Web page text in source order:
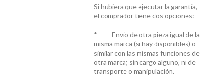
Si hubiera que ejecutar la garantía,
el comprador tiene dos opciones:
* Envío de otra pieza igual de la
misma marca (si hay disponibles) o
similar con las mismas funciones de
otra marca; sin cargo alguno, ni de
transporte o manipulación.